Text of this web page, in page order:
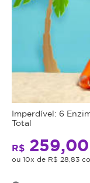
Imperdível: 6
Total
R$ 259,00
ou 10x de R$ 28,83